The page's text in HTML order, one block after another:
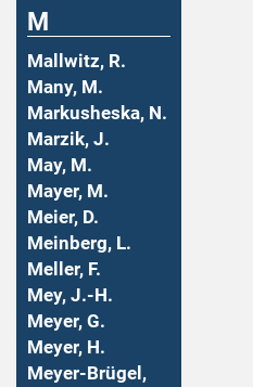
M
Mallwitz, R.
Many, M.
Markusheska, N.
Marzik, J.
May, M.
Mayer, M.
Meier, D.
Meinberg, L.
Meller, F.
Mey, J.-H.
Meyer, G.
Meyer, H.
Meyer-Brügel,